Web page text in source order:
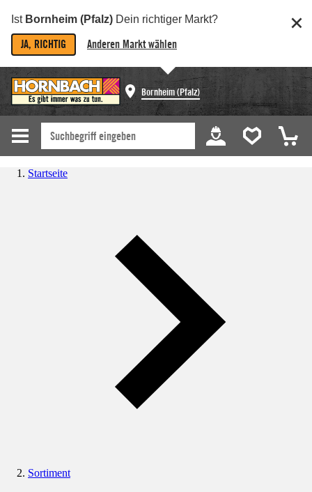
Ist Bornheim (Pfalz) Dein richtiger Markt?
JA, RICHTIG Anderen Markt wählen
Bornheim (Pfalz)
Startseite
Sortiment